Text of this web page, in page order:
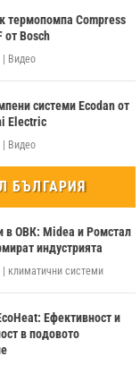
термопомпа Compress
от Bosch
| Видео
системи Ecodan от
Electric
| Видео
БЪЛГАРИЯ
в ОВК: Midea и Ромстал
индустрията
| климатични системи
Ефективност и
в подовото